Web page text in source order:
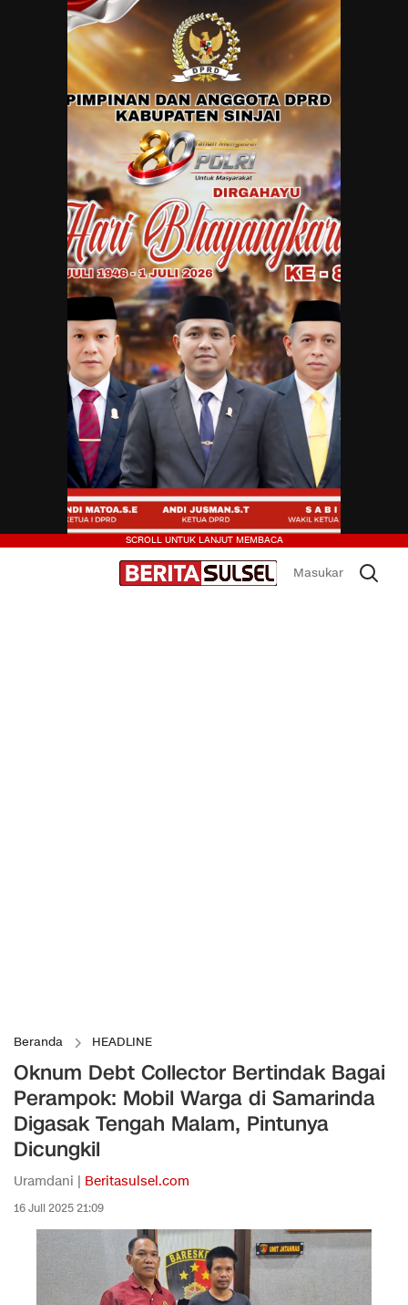
Beranda HEADLINE
Oknum Debt Collector Bertindak Bagai
Perampok: Mobil Warga di Samarinda
Digasak Tengah Malam, Pintunya
Dicungkil
Uramdani | Beritasulsel.com
16 Juli 2025 21:09